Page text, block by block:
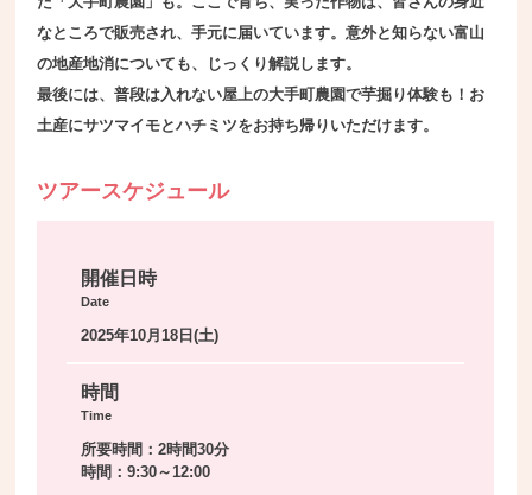
なところで販売され、手元に届いています。意外と知らない富山
の地産地消についても、じっくり解説します。
最後には、普段は入れない屋上の大手町農園で芋掘り体験も！お
土産にサツマイモとハチミツをお持ち帰りいただけます。
ツアースケジュール
開催日時
Date
2025年10月18日(土)
時間
Time
所要時間：2時間30分
時間：9:30～12:00